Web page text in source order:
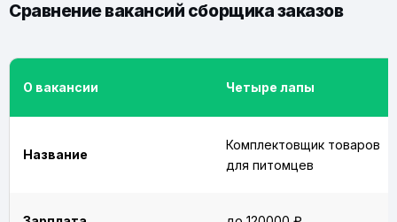
Сравнение вакансий сборщика заказов
О вакансии Четыре лапы
Название
Комплектовщик товаров
для питомцев